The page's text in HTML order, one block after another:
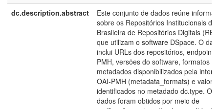
dc.description.abstract
Este conjunto de dados reúne
sobre os Repositórios Institucionais da
Brasileira de Repositórios Digitais
que utilizam o software DSpace. O
inclui URLs dos repositórios, endpoints
PMH, versões do software, formatos de
metadados disponibilizados pela
OAI-PMH (metadata_formats) e
identificados no metadado dc.type. Os
dados foram obtidos por meio de